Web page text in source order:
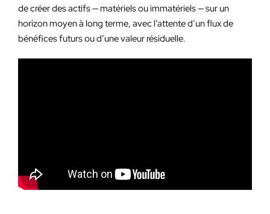
de créer des actifs — matériels ou immatériels — sur un
horizon moyen à long terme, avec l’attente d’un flux de
bénéfices futurs ou d’une valeur résiduelle.